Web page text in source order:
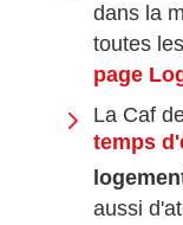
dans la
toutes
page
La Caf
temps
aussi